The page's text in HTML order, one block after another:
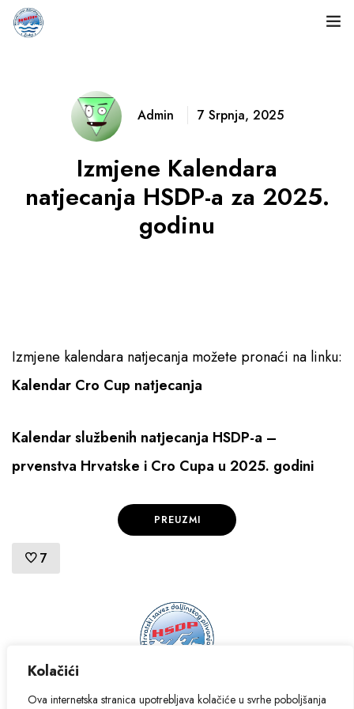
Kolačići
Ova internetska stranica upotrebljava kolačiće u svrhe poboljšanja
Rezultati
Pristup informacijama
Admin 7 Srpnja, 2025
Izmjene Kalendara
natjecanja HSDP-a za 2025.
godinu
Izmjene kalendara natjecanja možete pronaći na linku:
Kalendar Cro Cup natjecanja
Kalendar službenih natjecanja HSDP-a –
prvenstva Hrvatske i Cro Cupa u 2025. godini
PREUZMI
7
© 2024. Hrvatski savez daljinskog plivanja - sva prava pridržana.